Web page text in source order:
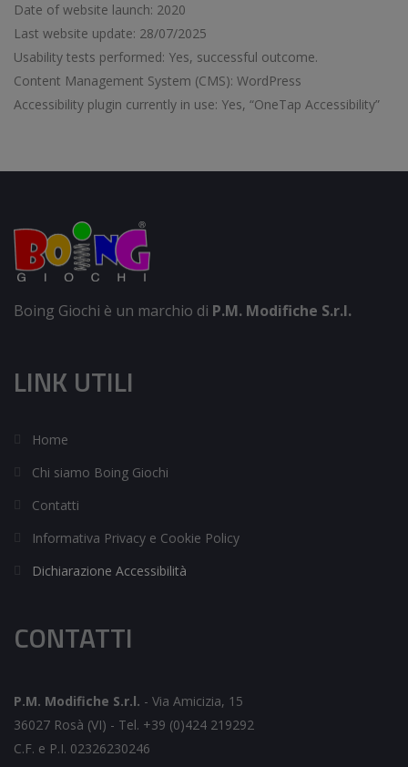
Date of website launch: 2020
Last website update: 28/07/2025
Usability tests performed: Yes, successful outcome.
Content Management System (CMS): WordPress
Accessibility plugin currently in use: Yes, “OneTap Accessibility”
Boing Giochi è un marchio di P.M. Modifiche S.r.l.
LINK UTILI
Home
Chi siamo Boing Giochi
Contatti
Informativa Privacy e Cookie Policy
Dichiarazione Accessibilità
CONTATTI
P.M. Modifiche S.r.l. - Via Amicizia, 15
36027 Rosà (VI) - Tel. +39 (0)424 219292
C.F. e P.I. 02326230246